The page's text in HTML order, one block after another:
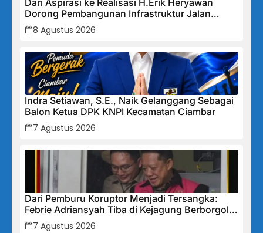
Dari Aspirasi ke Realisasi H.Erik Heryawan
Dorong Pembangunan Infrastruktur Jalan
Cikalong Bunder
8 Agustus 2026
Indra Setiawan, S.E., Naik Gelanggang Sebagai
Balon Ketua DPK KNPI Kecamatan Ciambar
7 Agustus 2026
Dari Pemburu Koruptor Menjadi Tersangka:
Febrie Adriansyah Tiba di Kejagung Berborgol,
Bawa Map Biru dan Senyum Penuh Teka-teki
7 Agustus 2026